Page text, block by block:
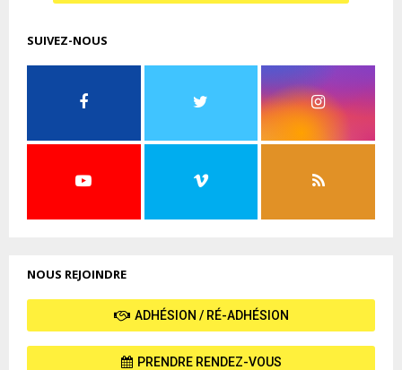
SUIVEZ-NOUS
NOUS REJOINDRE
ADHÉSION / RÉ-ADHÉSION
PRENDRE RENDEZ-VOUS